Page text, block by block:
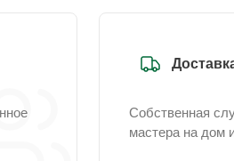
Собственная
мастера на дом